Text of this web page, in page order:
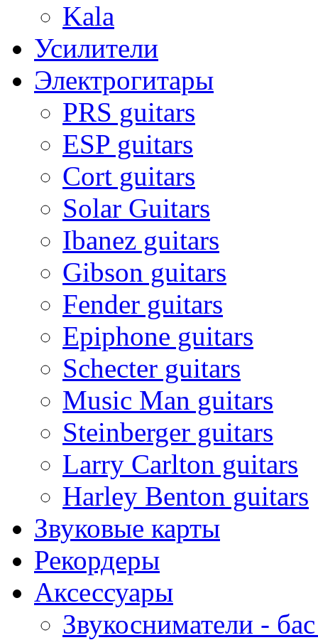
Kala
Усилители
Электрогитары
PRS guitars
ESP guitars
Cort guitars
Solar Guitars
Ibanez guitars
Gibson guitars
Fender guitars
Epiphone guitars
Schecter guitars
Music Man guitars
Steinberger guitars
Larry Carlton guitars
Harley Benton guitars
Звуковые карты
Рекордеры
Аксессуары
Звукосниматели -